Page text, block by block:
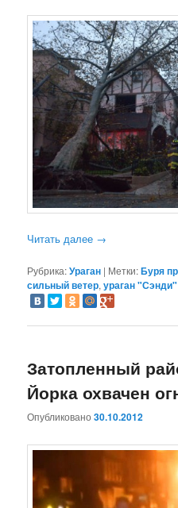
Читать далее →
Рубрика:Ураган | Метки:Буря
сильный ветер,ураган "Сэнди"
Затопленный
Йорка охвачен
Опубликовано30.10.2012